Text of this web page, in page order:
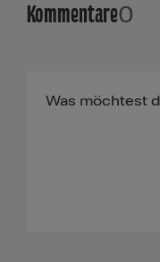
Kommentare0